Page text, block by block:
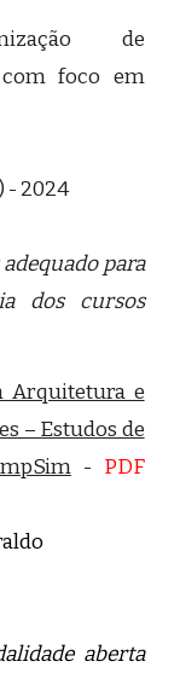
de
com foco em
- 2024
para
dos cursos
Arquitetura e
– Estudos de
- PDF
aberta